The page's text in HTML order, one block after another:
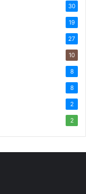
30
19
27
10
8
8
2
2